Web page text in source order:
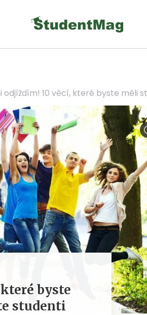
odjíždím! 10 věcí, které byste měli
byste
studenti